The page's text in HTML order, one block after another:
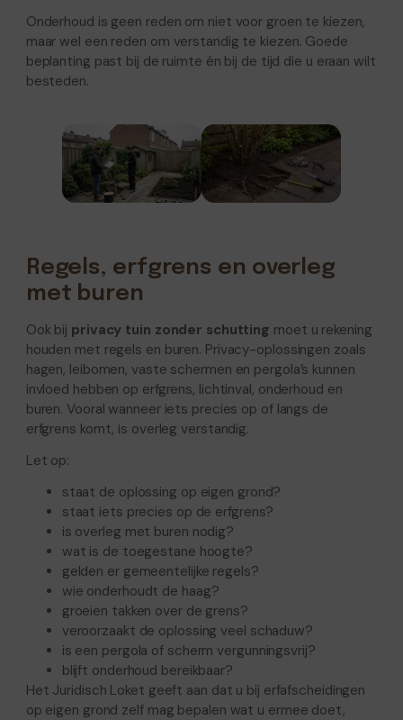
Onderhoud is geen reden om niet voor groen te kiezen,
maar wel een reden om verstandig te kiezen. Goede
beplanting past bij de ruimte én bij de tijd die u eraan wilt
besteden.
Regels, erfgrens en overleg
met buren
Ook bij privacy tuin zonder schutting moet u rekening
houden met regels en buren. Privacy-oplossingen zoals
hagen, leibomen, vaste schermen en pergola’s kunnen
invloed hebben op erfgrens, lichtinval, onderhoud en
buren. Vooral wanneer iets precies op of langs de
erfgrens komt, is overleg verstandig.
Let op:
staat de oplossing op eigen grond?
staat iets precies op de erfgrens?
is overleg met buren nodig?
wat is de toegestane hoogte?
gelden er gemeentelijke regels?
wie onderhoudt de haag?
groeien takken over de grens?
veroorzaakt de oplossing veel schaduw?
is een pergola of scherm vergunningsvrij?
blijft onderhoud bereikbaar?
Het Juridisch Loket geeft aan dat u bij erfafscheidingen
op eigen grond zelf mag bepalen wat u ermee doet,